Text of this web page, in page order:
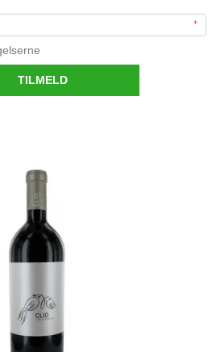
dette produkt har